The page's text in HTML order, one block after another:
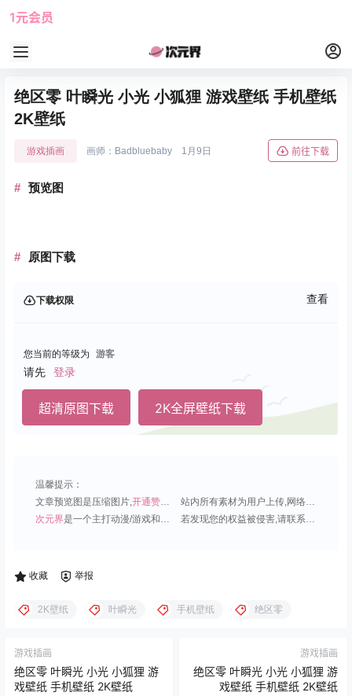
1元会员
绝区零 叶瞬光 小光 小狐狸 游戏壁纸 手机壁纸
2K壁纸
游戏插画 画师：Badbluebaby 1月9日 前往下载
预览图
原图下载
下载权限 查看
您当前的等级为 游客
请先 登录
超清原图下载 2K全屏壁纸下载
温馨提示：
文章预览图是压缩图片,开通赞助会员 可免费下载超清原图;
站内所有素材为用户上传,网络分享或原创,请勿用于商业用途;
次元界是一个主打动漫/游戏和虚拟偶像角色的插画壁纸平台; 若发现您的权益被侵害,请联系QQ1815919191,我们尽快处理.
收藏 举报
2K壁纸 叶瞬光 手机壁纸 绝区零
游戏插画
绝区零 叶瞬光 小光 小狐狸 游
戏壁纸 手机壁纸 2K壁纸
游戏插画
绝区零 叶瞬光 小光 小狐狸 游
戏壁纸 手机壁纸 2K壁纸